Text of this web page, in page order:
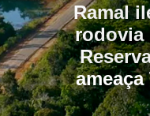
Ramal
rodovia